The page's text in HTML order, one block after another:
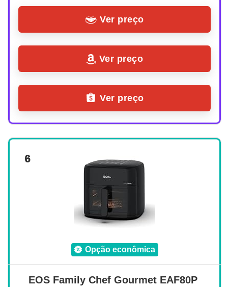
Ver preço
Ver preço
Ver preço
6
opção econômica
EOS Family Chef Gourmet EAF80P